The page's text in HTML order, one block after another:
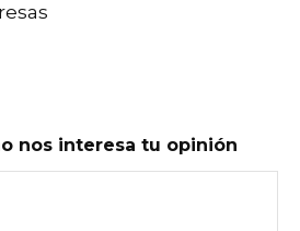
nos interesa tu opinión